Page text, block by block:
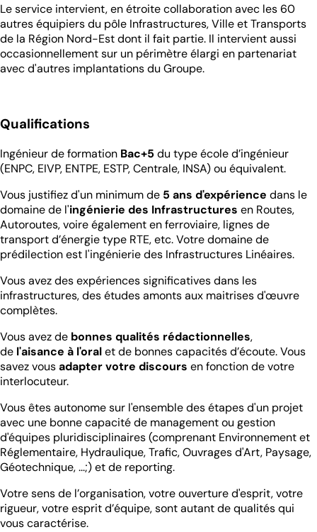
Le service intervient, en étroite collaboration avec les 60
autres équipiers du pôle Infrastructures, Ville et Transports
de la Région Nord-Est dont il fait partie. Il intervient aussi
occasionnellement sur un périmètre élargi en partenariat
avec d'autres implantations du Groupe.
Qualifications
Ingénieur de formation Bac+5 du type école d’ingénieur
(ENPC, EIVP, ENTPE, ESTP, Centrale, INSA) ou équivalent.
Vous justifiez d'un minimum de 5 ans d'expérience dans le
domaine de l'ingénierie des Infrastructures en Routes,
Autoroutes, voire également en ferroviaire, lignes de
transport d’énergie type RTE, etc. Votre domaine de
prédilection est l'ingénierie des Infrastructures Linéaires.
Vous avez des expériences significatives dans les
infrastructures, des études amonts aux maitrises d'œuvre
complètes.
Vous avez de bonnes qualités rédactionnelles,
de l'aisance à l'oralet de bonnes capacités d’écoute. Vous
savez vousadapter votre discours en fonction de votre
interlocuteur.
Vous êtes autonome sur l'ensemble des étapes d'un projet
avec une bonne capacité de management ou gestion
d'équipes pluridisciplinaires (comprenant Environnement et
Réglementaire, Hydraulique, Trafic, Ouvrages d'Art, Paysage,
Géotechnique, ...;) et de reporting.
Votre sens de l’organisation, votre ouverture d'esprit, votre
rigueur, votre esprit d’équipe, sont autant de qualités qui
vous caractérise.